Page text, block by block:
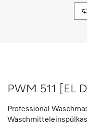
PWM 511 [EL
Professional